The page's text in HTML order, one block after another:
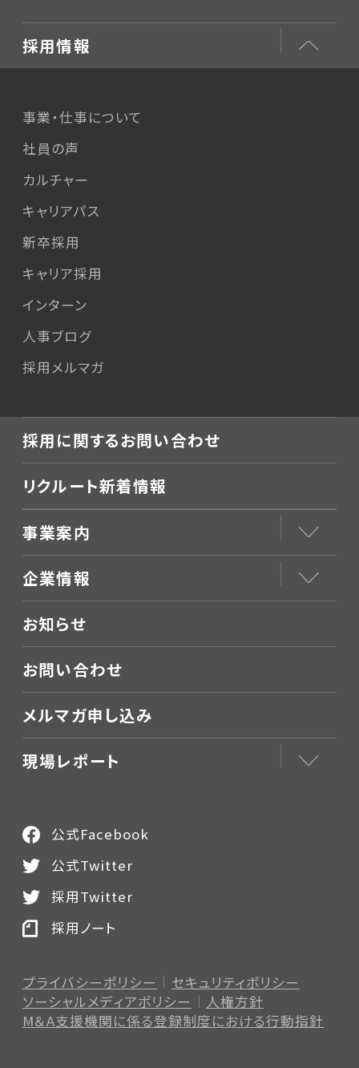
採用情報
事業・仕事について
社員の声
カルチャー
キャリアパス
新卒採用
キャリア採用
インターン
人事ブログ
採用メルマガ
採用に関するお問い合わせ
リクルート新着情報
事業案内
企業情報
お知らせ
お問い合わせ
メルマガ申し込み
現場レポート
プライバシーポリシー
セキュリティポリシー
ソーシャルメディアポリシー
人権方針
M＆A支援機関に係る登録制度における行動指針
公式Facebook
公式Twitter
採用Twitter
採用ノート